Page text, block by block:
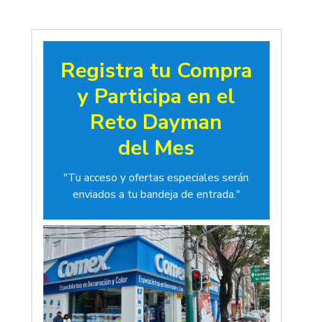
Registra tu Compra
y Participa en el
Reto Dayman
del Mes
"Tu acceso y ofertas especiales serán
enviados a tu bandeja de entrada."